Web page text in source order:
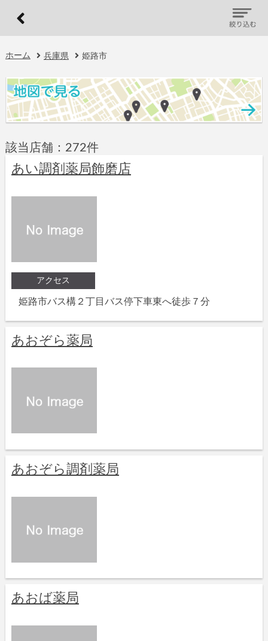
ホーム 兵庫県 姫路市
該当店舗：272件
あい調剤薬局飾磨店
アクセス
姫路市バス構２丁目バス停下車東へ徒歩７分
あおぞら薬局
あおぞら調剤薬局
あおば薬局